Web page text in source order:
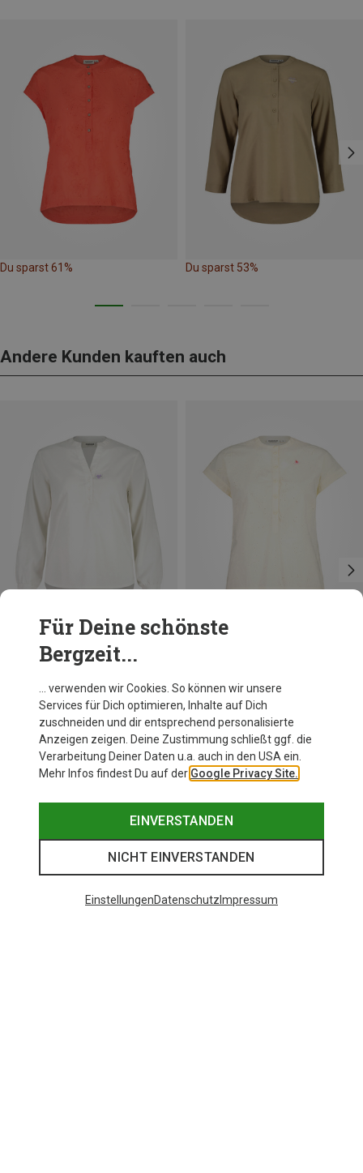
Du sparst 61% Du sparst 53%
Andere Kunden kauften auch
Du sparst 24%
Für Deine schönste
Bergzeit...
… verwenden wir Cookies. So können wir unsere
Services für Dich optimieren, Inhalte auf Dich
zuschneiden und dir entsprechend personalisierte
Anzeigen zeigen. Deine Zustimmung schließt ggf. die
Verarbeitung Deiner Daten u.a. auch in den USA ein.
Mehr Infos findest Du auf der Google Privacy Site.
EINVERSTANDEN
NICHT EINVERSTANDEN
EinstellungenDatenschutz Impressum